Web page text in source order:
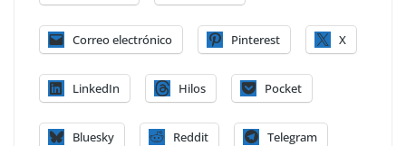
Correo electrónico Pinterest X
LinkedIn Hilos Pocket
Bluesky Reddit Telegram